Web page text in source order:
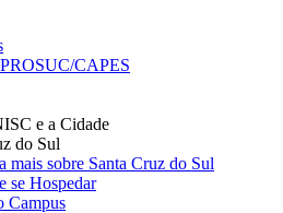
CAPES
e a Cidade
do Sul
mais sobre Santa Cruz do Sul
se Hospedar
Campus